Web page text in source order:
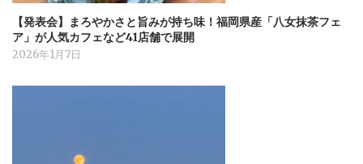
【発表会】まろやかさと旨みが持ち味！福岡県産「八女抹茶フェ
ア」が人気カフェなど41店舗で展開
2026年1月7日